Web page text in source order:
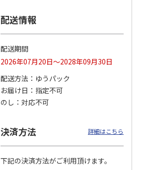
日付印 Lサイズ
4,950円
(送料別・税込)
配送情報
配送期間
2026年07月20日～2028年09月30日
配送方法
ゆうパック
お届け日
指定不可
のし
対応不可
決済方法 詳細はこちら
下記の決済方法がご利用頂けます。